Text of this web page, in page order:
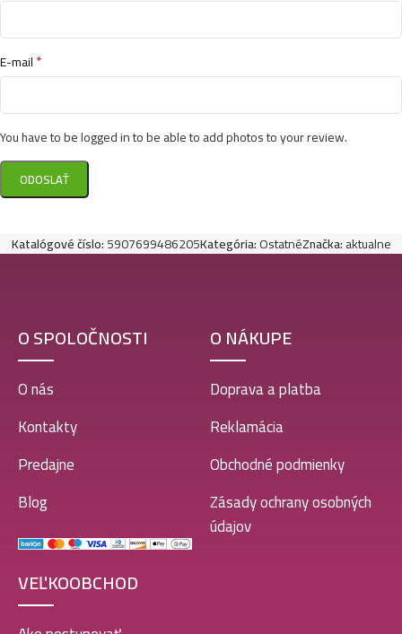
E-mail*
You have to be logged in to be able to add photos to your review.
Katalógové číslo:5907699486205Kategória:OstatnéZnačka:aktualne
O SPOLOČNOSTI
O nás
Kontakty
Predajne
Blog
O NÁKUPE
Doprava a platba
Reklamácia
Obchodné podmienky
Zásady ochrany osobných
údajov
VEĽKOOBCHOD